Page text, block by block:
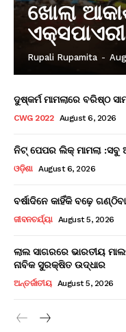
ଖୋଲା
Rupali Rupamita -
ଦୁଷ୍କର୍ମ ମାମଲାରେ ବରିଷ୍ଠ
CWG 2022 August 6, 2026
ନିଟ୍ ପେପର ଲିକ୍ ମାମଲା :ସବୁ
ଓଡ଼ିଶା August 6, 2026
ବର୍ଷାଦିନେ କାହିଁକି ବଢ଼େ
ଜୀବନଚର୍ଯ୍ୟା August 5, 2026
ଲାଲ ସାଗରରେ ଭାରତୀୟ
ନାବିକ ସୁରକ୍ଷିତ ଉଦ୍ଧାର
ଅନ୍ତର୍ଜାତୀୟ August 5, 2026